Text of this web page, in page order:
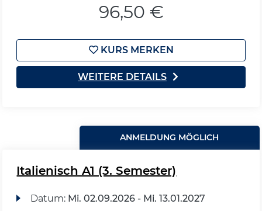
96,50 €
KURS MERKEN
WEITERE DETAILS
ANMELDUNG MÖGLICH
Italienisch A1 (3. Semester)
Datum: Mi. 02.09.2026 - Mi. 13.01.2027